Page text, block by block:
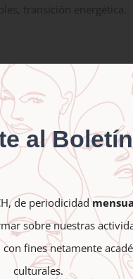
transición energética.
Republic of
energy, although it
dioxide. The
energy supply
by 2050. The
al Boletín
de periodicidad
sobre nuestras
con fines netamente
culturales.